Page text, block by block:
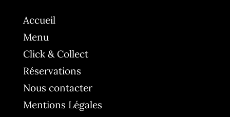
Accueil
Menu
Click & Collect
Réservations
Nous contacter
Mentions Légales